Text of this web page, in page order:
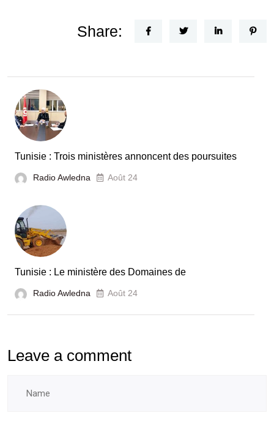
Share:
Tunisie : Trois ministères annoncent des poursuites
Radio Awledna Août 24
Tunisie : Le ministère des Domaines de
Radio Awledna Août 24
Leave a comment